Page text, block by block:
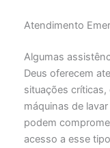
Atendimento
Algumas
Deus oferecem
situações
máquinas de
podem
acesso a esse